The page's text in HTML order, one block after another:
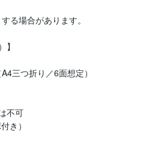
る場合があります。
】
三つ折り／6面想定）
不可
き）